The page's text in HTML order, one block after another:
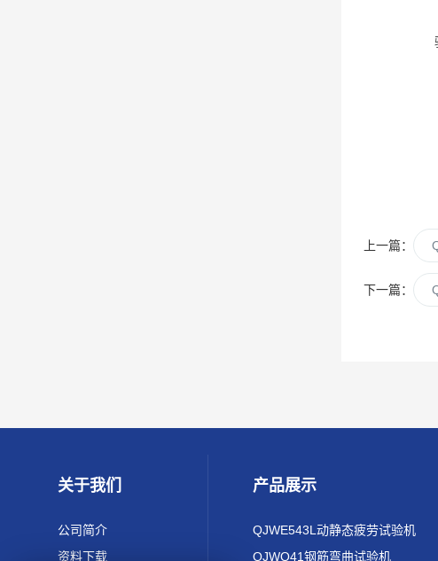
上一篇：
下一篇：
关于我们
公司简介
资料下载
产品展示
QJWE543L动静态疲劳试验机
QJWQ41钢筋弯曲试验机